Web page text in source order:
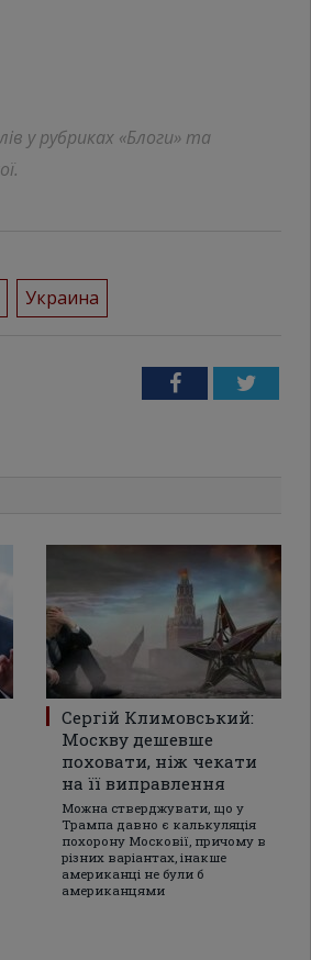
у рубриках «Блоги» та
Украина
FacebookTwitter
Сергій Климовський:
Москву дешевше
поховати, ніж чекати
на її виправлення
Можна стверджувати, що у
Трампа давно є калькуляція
похорону Московії, причому в
різних варіантах, інакше
американці не були б
американцями